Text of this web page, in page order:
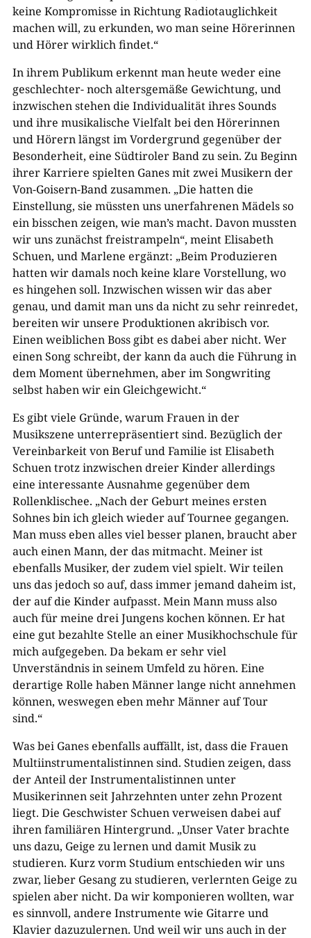
keine Kompromisse in Richtung Radiotauglichkeit
machen will, zu erkunden, wo man seine Hörerinnen
und Hörer wirklich findet.“
In ihrem Publikum erkennt man heute weder eine
geschlechter- noch altersgemäße Gewichtung, und
inzwischen stehen die Individualität ihres Sounds
und ihre musikalische Vielfalt bei den Hörerinnen
und Hörern längst im Vordergrund gegenüber der
Besonderheit, eine Südtiroler Band zu sein. Zu Beginn
ihrer Karriere spielten Ganes mit zwei Musikern der
Von-Goisern-Band zusammen. „Die hatten die
Einstellung, sie müssten uns unerfahrenen Mädels so
ein bisschen zeigen, wie man’s macht. Davon mussten
wir uns zunächst freistrampeln“, meint Elisabeth
Schuen, und Marlene ergänzt: „Beim Produzieren
hatten wir damals noch keine klare Vorstellung, wo
es hingehen soll. Inzwischen wissen wir das aber
genau, und damit man uns da nicht zu sehr reinredet,
bereiten wir unsere Produktionen akribisch vor.
Einen weiblichen Boss gibt es dabei aber nicht. Wer
einen Song schreibt, der kann da auch die Führung in
dem Moment übernehmen, aber im Songwriting
selbst haben wir ein Gleichgewicht.“
Es gibt viele Gründe, warum Frauen in der
Musikszene unterrepräsentiert sind. Bezüglich der
Vereinbarkeit von Beruf und Familie ist Elisabeth
Schuen trotz inzwischen dreier Kinder allerdings
eine interessante Ausnahme gegenüber dem
Rollenklischee. „Nach der Geburt meines ersten
Sohnes bin ich gleich wieder auf Tournee gegangen.
Man muss eben alles viel besser planen, braucht aber
auch einen Mann, der das mitmacht. Meiner ist
ebenfalls Musiker, der zudem viel spielt. Wir teilen
uns das jedoch so auf, dass immer jemand daheim ist,
der auf die Kinder aufpasst. Mein Mann muss also
auch für meine drei Jungens kochen können. Er hat
eine gut bezahlte Stelle an einer Musikhochschule für
mich aufgegeben. Da bekam er sehr viel
Unverständnis in seinem Umfeld zu hören. Eine
derartige Rolle haben Männer lange nicht annehmen
können, weswegen eben mehr Männer auf Tour
sind.“
Was bei Ganes ebenfalls auffällt, ist, dass die Frauen
Multiinstrumentalistinnen sind. Studien zeigen, dass
der Anteil der Instrumentalistinnen unter
Musikerinnen seit Jahrzehnten unter zehn Prozent
liegt. Die Geschwister Schuen verweisen dabei auf
ihren familiären Hintergrund. „Unser Vater brachte
uns dazu, Geige zu lernen und damit Musik zu
studieren. Kurz vorm Studium entschieden wir uns
zwar, lieber Gesang zu studieren, verlernten Geige zu
spielen aber nicht. Da wir komponieren wollten, war
es sinnvoll, andere Instrumente wie Gitarre und
Klavier dazuzulernen. Und weil wir uns auch in der